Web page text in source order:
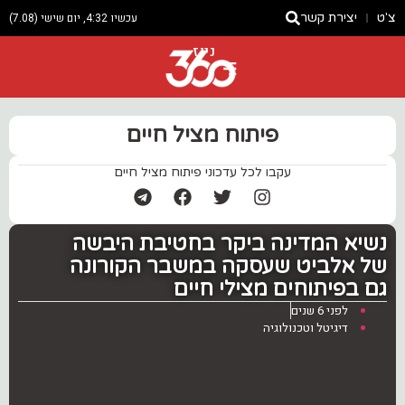
צ'ט יצירת קשר עכשיו 4:32, יום שישי (7.08)
ניוז
פיתוח מציל חיים
עקבו לכל עדכוני פיתוח מציל חיים
נשיא המדינה ביקר בחטיבת היבשה
של אלביט שעסקה במשבר הקורונה
גם בפיתוחים מצילי חיים
לפני 6 שנים
דיגיטל וטכנולוגיה